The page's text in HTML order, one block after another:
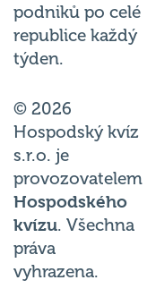
podniků po celé
republice každý
týden.
© 2026
Hospodský kvíz
s.r.o. je
provozovatelem
Hospodského
kvízu. Všechna
práva
vyhrazena.